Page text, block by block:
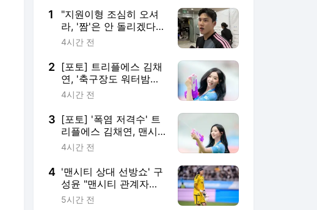
1
"지원이형 조심히 오셔
라, '짬'은 안 돌리겠다"
전역(=수원 복귀) 앞둔
[팀 K리그 인터뷰]
4시간 전
2 [포토] 트리플에스 김채
연, '축구장도 워터밤으
로'
4시간 전
3 [포토] '폭염 저격수' 트
리플에스 김채연, 맨시
티 팬심 저격 '원샷원킬'
4시간 전
4 '맨시티 상대 선방쇼' 구
성윤 "맨시티 관계자들
이 어떻게 생각할지" 경
5시간 전